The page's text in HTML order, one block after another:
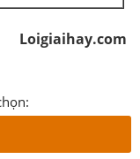
Loigiaihay.com